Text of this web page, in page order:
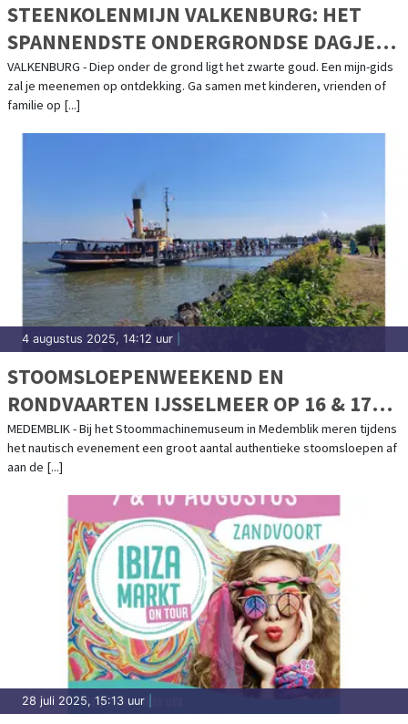
STEENKOLENMIJN VALKENBURG: HET
SPANNENDSTE ONDERGRONDSE DAGJE
UIT IN VALKENBURG
VALKENBURG - Diep onder de grond ligt het zwarte goud. Een mijn-gids
zal je meenemen op ontdekking. Ga samen met kinderen, vrienden of
familie op [...]
4 augustus 2025, 14:12 uur
STOOMSLOEPENWEEKEND EN
RONDVAARTEN IJSSELMEER OP 16 & 17
AUGUSTUS
MEDEMBLIK - Bij het Stoommachinemuseum in Medemblik meren tijdens
het nautisch evenement een groot aantal authentieke stoomsloepen af
aan de [...]
28 juli 2025, 15:13 uur